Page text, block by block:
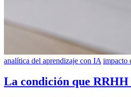
analítica del aprendizaje con IA impacto
La condición que